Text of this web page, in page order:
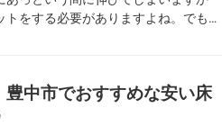
トをする必要がありますよね。でも…
豊中市でおすすめな安い床